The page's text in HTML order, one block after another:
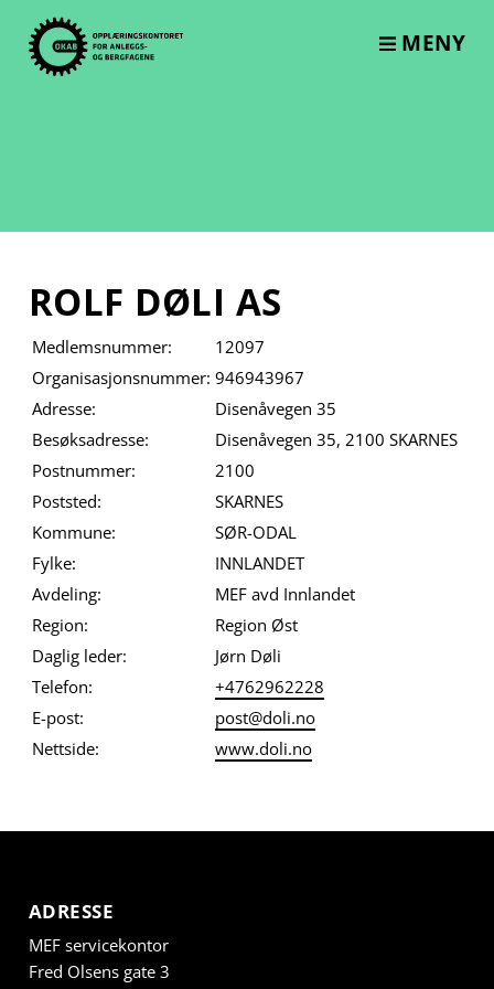
content
MENY
ROLF DØLI AS
Medlemsnummer:
12097
Organisasjonsnummer: 946943967
Adresse:
Disenåvegen 35
Besøksadresse:
Disenåvegen 35, 2100 SKARNES
Postnummer:
2100
Poststed:
SKARNES
Kommune:
SØR-ODAL
Fylke:
INNLANDET
Avdeling:
MEF avd Innlandet
Region:
Region Øst
Daglig leder:
Jørn Døli
Telefon:
+4762962228
E-post:
post@doli.no
Nettside:
www.doli.no
ADRESSE
MEF servicekontor
Fred Olsens gate 3